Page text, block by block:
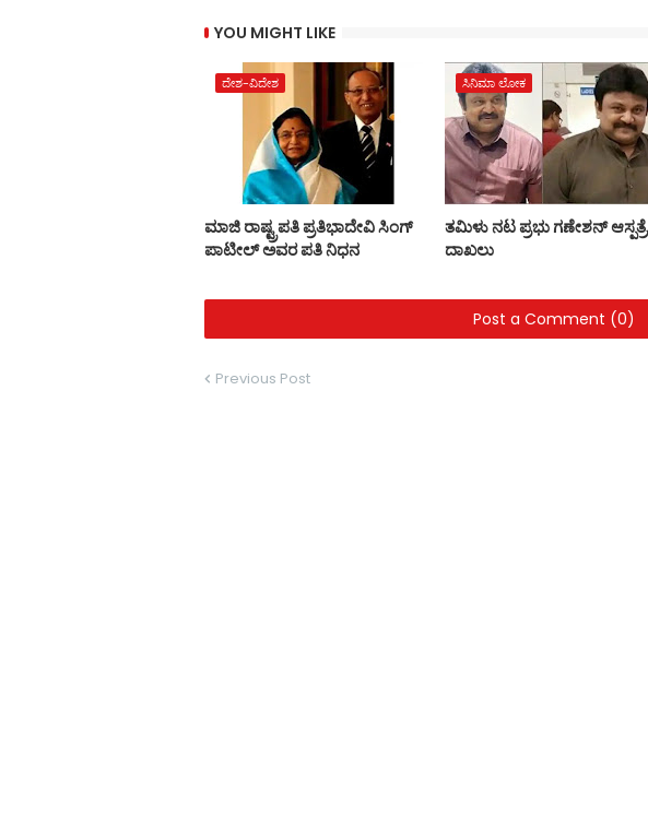
YOU MIGHT LIKE
ದೇಶ-ವಿದೇಶ
ಮಾಜಿ ರಾಷ್ಟ್ರಪತಿ ಪ್ರತಿಭಾದೇವಿ ಸಿಂಗ್‌
ಪಾಟೀಲ್‌ ಅವರ ಪತಿ ನಿಧನ
ಸಿನಿಮಾ ಲೋಕ
ತಮಿಳು ನಟ ಪ್ರಭು ಗಣೇಶನ್ ಆಸ್ಪತ್ರೆ
ದಾಖಲು
Post a Comment (0)
Previous Post